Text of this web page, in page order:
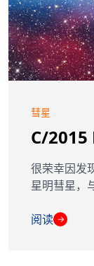
彗星
C/2015
很荣幸因发
星明彗星，
阅读 →